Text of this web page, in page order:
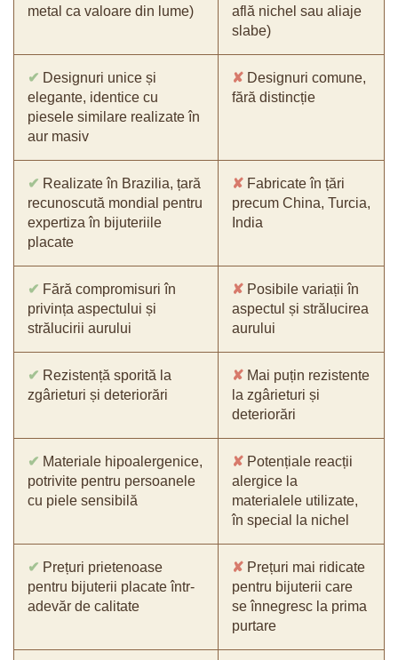
metal ca valoare din lume)
află nichel sau aliaje
slabe)
✔ Designuri unice și
elegante, identice cu
piesele similare realizate în
aur masiv
✘ Designuri comune,
fără distincție
✔ Realizate în Brazilia, țară
recunoscută mondial pentru
expertiza în bijuteriile
placate
✘ Fabricate în țări
precum China, Turcia,
India
✔ Fără compromisuri în
privința aspectului și
strălucirii aurului
✘ Posibile variații în
aspectul și strălucirea
aurului
✔ Rezistență sporită la
zgârieturi și deteriorări
✘ Mai puțin rezistente
la zgârieturi și
deteriorări
✔ Materiale hipoalergenice,
potrivite pentru persoanele
cu piele sensibilă
✘ Potențiale reacții
alergice la
materialele utilizate,
în special la nichel
✔ Prețuri prietenoase
pentru bijuterii placate într-
adevăr de calitate
✘ Prețuri mai ridicate
pentru bijuterii care
se înnegresc la prima
purtare